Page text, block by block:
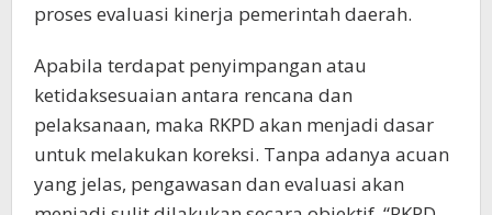
proses evaluasi kinerja pemerintah daerah.
Apabila terdapat penyimpangan atau
ketidaksesuaian antara rencana dan
pelaksanaan, maka RKPD akan menjadi dasar
untuk melakukan koreksi. Tanpa adanya acuan
yang jelas, pengawasan dan evaluasi akan